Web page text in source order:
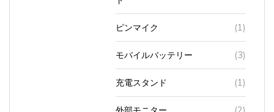
ピンマイク (1)
モバイルバッテリー (3)
充電スタンド (1)
外部モニター (2)